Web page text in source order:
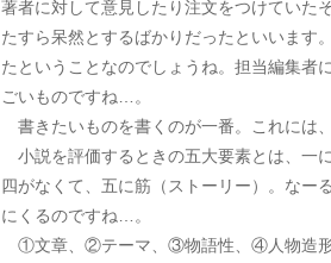
著者に対して意見したり注文をつけていた
たすら呆然とするばかりだったといいます
たということなのでしょうね。担当編集者
ごいものですね…。
書きたいものを書くのが一番。これには
小説を評価するときの五大要素とは、一
四がなくて、五に筋（ストーリー）。なー
にくるのですね…。
①文章、②テーマ、③物語性、④人物造形